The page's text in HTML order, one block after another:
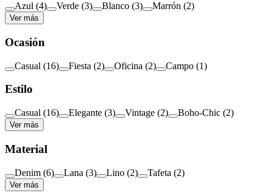
Azul (4) Verde (3) Blanco (3) Marrón (2)
Ver más
Ocasión
Casual (16) Fiesta (2) Oficina (2) Campo (1)
Estilo
Casual (16) Elegante (3) Vintage (2) Boho-Chic (2)
Ver más
Material
Denim (6) Lana (3) Lino (2) Tafeta (2)
Ver más